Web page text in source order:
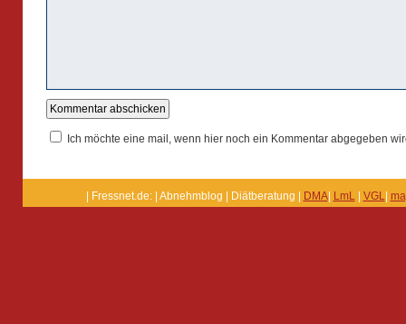
Ich möchte eine mail, wenn hier noch ein Kommentar abgegeben
| Fressnet.de: | Abnehmblog | Diätberatung | DMA| LmL| VGL|